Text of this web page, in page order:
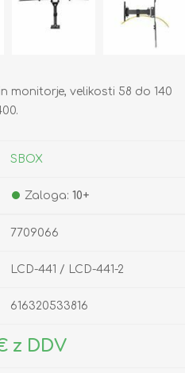
monitorje, velikosti 58 do 140
SBOX
Zaloga: 10+
7709066
LCD-441 / LCD-441-2
616320533816
z DDV